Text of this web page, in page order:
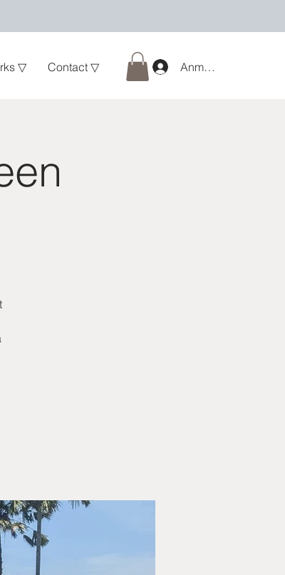
▽ Contact ▽ Anmelden